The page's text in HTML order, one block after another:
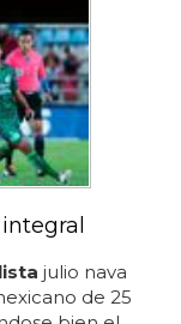
julio nava
de 25